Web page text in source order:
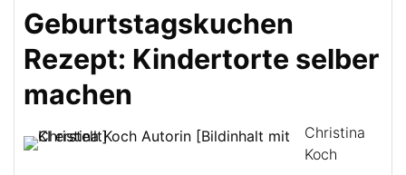
Geburtstagskuchen
Rezept: Kindertorte selber
machen
Christina
Koch